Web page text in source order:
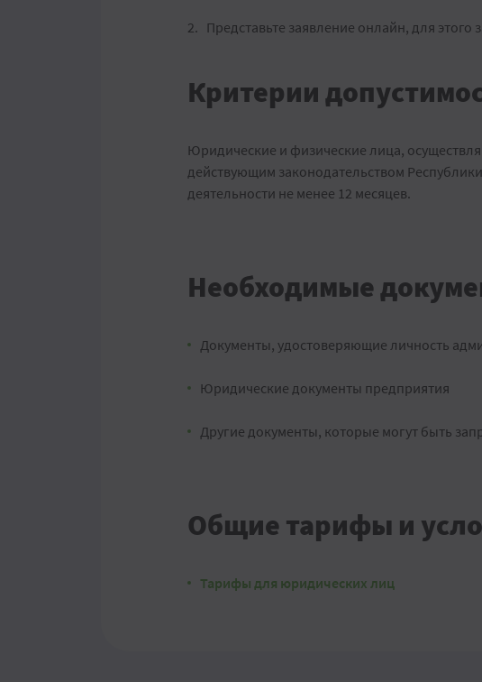
Представьте заявление онлайн, для этого
Критерии
Юридические и физические лица,
действующим законодательством
деятельности не менее 12 месяцев.
Необходимые
Документы, удостоверяющие личность
Юридические документы предприятия
Другие документы, которые могут быть
Общие тарифы и
Тарифы для юридических лиц